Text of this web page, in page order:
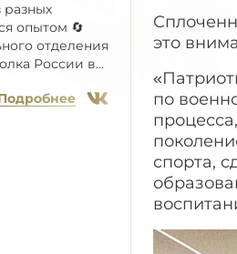
опытом 🔄
отделения
России в...
это
по
спорта,